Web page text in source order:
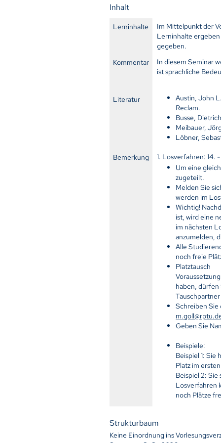
Inhalt
Lerninhalte
Im Mittelpunkt der
Lerninhalte
gegeben.
Kommentar
In diesem Seminar
ist sprachliche
Literatur
Austin, John
Reclam.
Busse,
Meibauer,
Löbner,
Bemerkung
1. Losverfahren: 14.
Um eine
zugeteilt.
Melden Sie
werden im
Wichtig!
ist, wird eine
im nächsten
anzumelden,
Alle
noch freie
Platztausch
haben, dürfen
Schreiben
Geben Sie
Beispiele:
Beispiel 1: Sie
Platz im
Beispiel 2: Sie
Losverfahren
noch Plätze
Strukturbaum
Keine Einordnung ins